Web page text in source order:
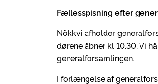
Fællesspisning efter
Nökkvi afholder
dørene åbner kl 10.30. Vi
generalforsamlingen.
I forlængelse af